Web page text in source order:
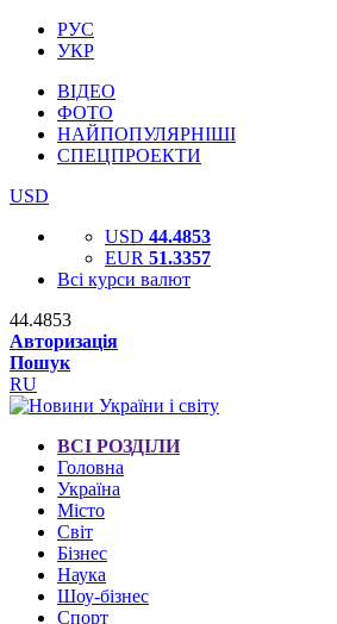
РУС
УКР
ВІДЕО
ФОТО
НАЙПОПУЛЯРНІШІ
СПЕЦПРОЕКТИ
USD
USD 44.4853
EUR 51.3357
Всі курси валют
44.4853
Авторизація
Пошук
RU
ВСІ РОЗДІЛИ
Головна
Україна
Місто
Світ
Бізнес
Наука
Шоу-бізнес
Спорт